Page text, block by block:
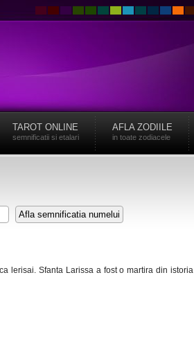
TAROT ONLINE
semnificatii si etalari
AFLA ZODIILE
in toate zodiacele
lerisai. Sfanta Larissa a fost o martira din istoria